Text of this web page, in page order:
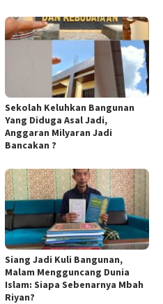
Sekolah Keluhkan Bangunan
Yang Diduga Asal Jadi,
Anggaran Milyaran Jadi
Bancakan ?
Siang Jadi Kuli Bangunan,
Malam Mengguncang Dunia
Islam: Siapa Sebenarnya Mbah
Riyan?